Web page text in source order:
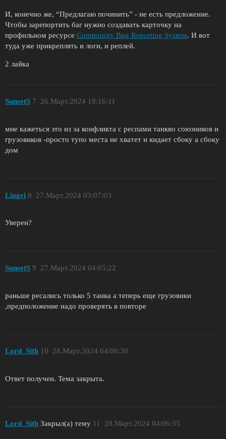
И, конечно же, “Предлагаю починить” - не есть предложение.
Чтобы зарепортить баг нужно создавать карточку на
профильном ресурсе Community Bug Reporting System. И вот
туда уже прикреплять и логи, и реплей.
2 лайка
SunsetS 26.Март.2024 18:16:11
7
мне кажеться это из за конфликта с респами танкво союзников и
грузовиков -просто тупо места не хватет и кидает сбоку а сбоку
дом
Lingri 27.Март.2024 03:07:03
8
Уверен?
SunsetS 27.Март.2024 04:05:22
9
раньше ресались только 5 танка а теперь еще грузовики
,предположение надо проверять в повторе
Lord_Sith 28.Март.2024 04:06:30
10
Ответ получен. Тема закрыта.
Lord_Sith Закрыл(а) тему 28.Март.2024 04:06:35
11